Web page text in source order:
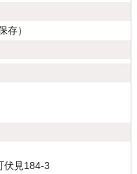
存）
伏見184-3